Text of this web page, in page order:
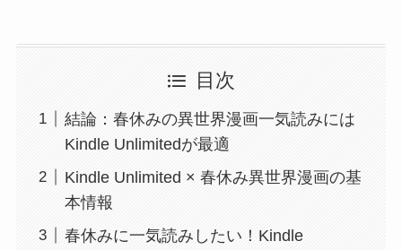
目次
結論：春休みの異世界漫画一気読みには
Kindle Unlimitedが最適
Kindle Unlimited × 春休み異世界漫画の基
本情報
春休みに一気読みしたい！Kindle